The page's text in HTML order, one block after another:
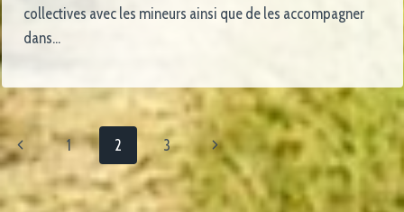
collectives avec les mineurs ainsi que de les accompagner
dans…
1 2 3